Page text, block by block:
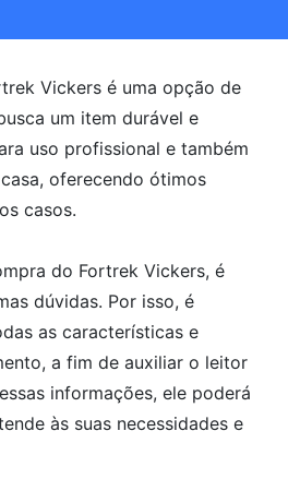
Vickers é uma opção de
um item durável e
uso profissional e também
oferecendo ótimos
casos.
do Fortrek Vickers, é
dúvidas. Por isso, é
as características e
a fim de auxiliar o leitor
informações, ele poderá
às suas necessidades e